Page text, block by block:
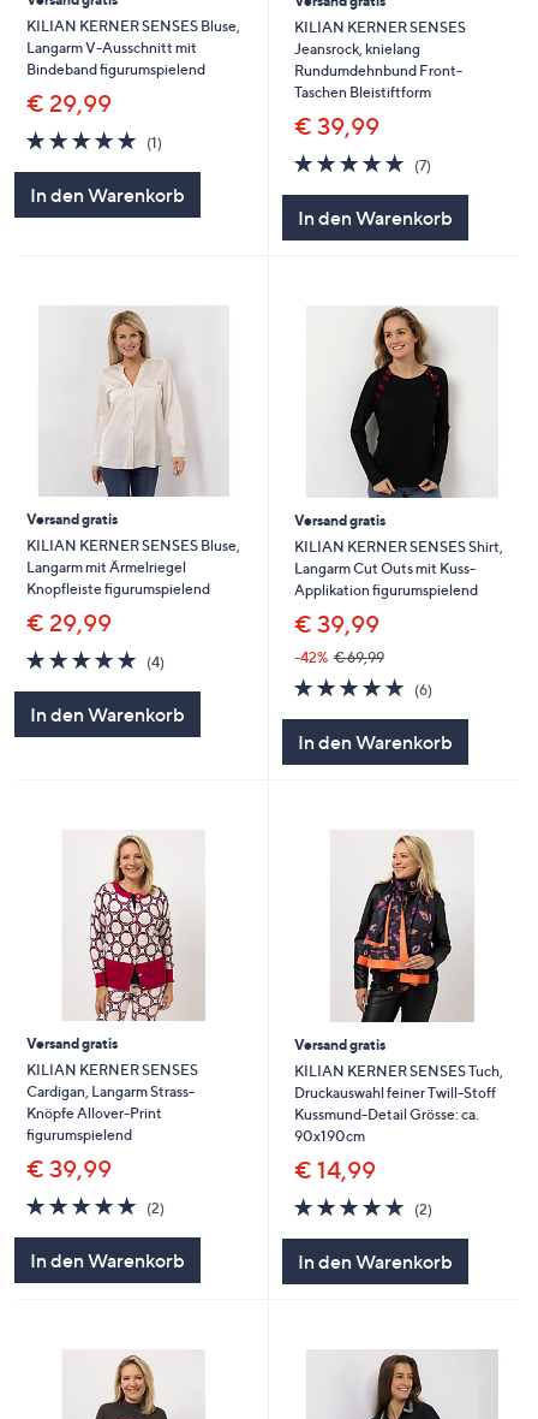
KILIAN KERNER SENSES Bluse,
Langarm V-Ausschnitt mit
Bindeband figurumspielend
€ 29,99
5.0
von
(1)
In den Warenkorb
KILIAN KERNER SENSES
Jeansrock, knielang
Rundumdehnbund Front-
Taschen Bleistiftform
€ 39,99
5.0
von
(7)
In den Warenkorb
Versand gratis
KILIAN KERNER SENSES Bluse,
Langarm mit Ärmelriegel
Knopfleiste figurumspielend
€ 29,99
5.0
von
(4)4
In den Warenkorb
Versand gratis
KILIAN KERNER SENSES Shirt,
Langarm Cut Outs mit Kuss-
Applikation figurumspielend
€ 39,99
-42% € 69,99
5.0
von
(6)
In den Warenkorb
Versand gratis
KILIAN KERNER SENSES
Cardigan, Langarm Strass-
Knöpfe Allover-Print
figurumspielend
€ 39,99
5.0
von
(2)2
In den Warenkorb
Versand gratis
KILIAN KERNER SENSES Tuch,
Druckauswahl feiner Twill-Stoff
Kussmund-Detail Grösse: ca.
90x190cm
€ 14,99
5.0
von
(2)
In den Warenkorb